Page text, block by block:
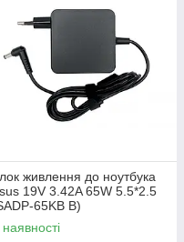
живлення до ноутбука
19V 3.42A 65W 5.5*2.5
65KB B)